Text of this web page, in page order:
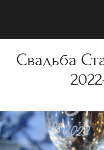
Свадьба